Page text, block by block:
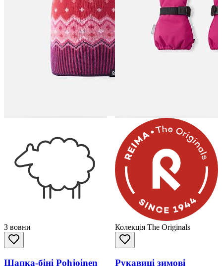
З вовни
Шапка-біні Pohjoinen
Колекція The Originals
Рукавиці зимові